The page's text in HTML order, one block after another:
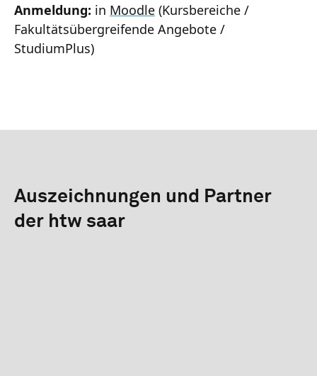
Anmeldung: in Moodle (Kursbereiche /
Fakultätsübergreifende Angebote /
StudiumPlus)
Auszeichnungen und Partner
der htw saar